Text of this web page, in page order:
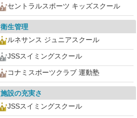
セントラルスポーツ キッズスクール
衛生管理
ルネサンス ジュニアスクール
JSSスイミングスクール
コナミスポーツクラブ 運動塾
施設の充実さ
JSSスイミングスクール